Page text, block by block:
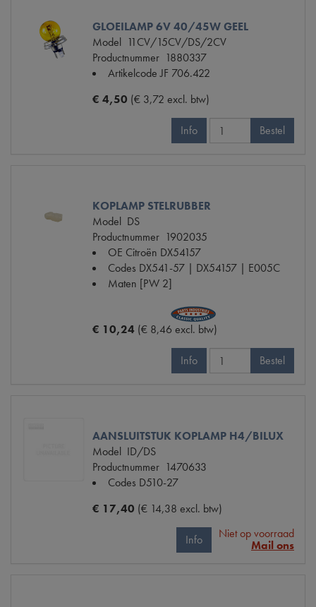
GLOEILAMP 6V 40/45W GEEL
Model 11CV/15CV/DS/2CV
Productnummer 1880337
Artikelcode JF 706.422
€ 4,50 (€ 3,72 excl. btw)
Info Bestel
KOPLAMP STELRUBBER
Model DS
Productnummer 1902035
OE Citroën DX54157
Codes DX541-57 | DX54157 | E005C
Maten [PW 2]
€ 10,24 (€ 8,46 excl. btw)
Info Bestel
AANSLUITSTUK KOPLAMP H4/BILUX
Model ID/DS
Productnummer 1470633
Codes D510-27
€ 17,40 (€ 14,38 excl. btw)
Info
Niet op voorraad
Mail ons